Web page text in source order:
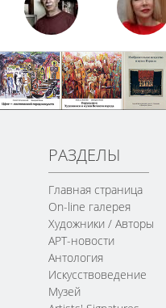
РАЗДЕЛЫ
Главная страница
On-line галерея
Художники / Авторы
АРТ-новости
Антология
Искусствоведение
Музей